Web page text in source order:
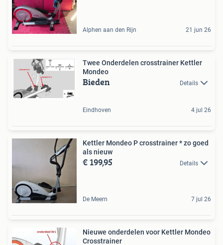
Alphen aan den Rijn 21 jun 26
Twee Onderdelen crosstrainer Kettler
Mondeo
Bieden Details
Eindhoven 4 jul 26
Kettler Mondeo P crosstrainer * zo goed
als nieuw
€ 199,95 Details
De Meern 7 jul 26
Nieuwe onderdelen voor Kettler Mondeo
Crosstrainer